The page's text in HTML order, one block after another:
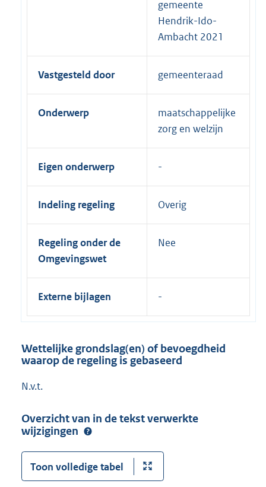
gemeente
Hendrik-Ido-
Ambacht 2021
Vastgesteld door gemeenteraad
Onderwerp
maatschappelijke
zorg en welzijn
Eigen onderwerp
Indeling regeling Overig
Regeling onder de
Omgevingswet
Nee
Externe bijlagen
Wettelijke grondslag(en) of bevoegdheid
waarop de regeling is gebaseerd
N.v.t.
Overzicht van in de tekst verwerkte
wijzigingen
Toon volledige tabel